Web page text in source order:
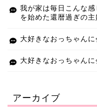
我が家は毎日こんな感
を始めた還暦過ぎの主
大好きなおっちゃんに
大好きなおっちゃんに
アーカイブ